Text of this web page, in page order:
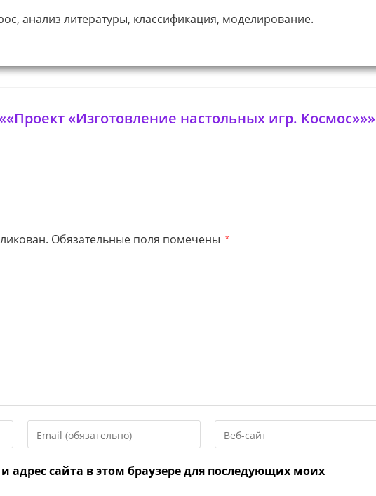
анализ литературы, классификация, моделирование.
«Изготовление настольных игр. Космос»»»
Обязательные поля помечены *
свой
адрес,
URL
веб-
адрес сайта в этом браузере для последующих моих